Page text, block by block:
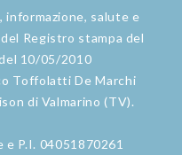
informazione, salute e
Registro stampa del
10/05/2010
Toffolatti De Marchi
di Valmarino (TV).
e P.I. 04051870261